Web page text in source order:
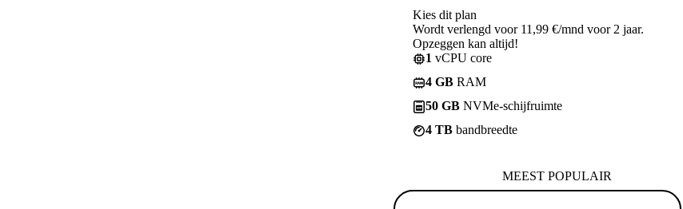
Kies dit plan
Wordt verlengd voor 11,99 €/mnd voor 2 jaar.
Opzeggen kan altijd!
1 vCPU core
4 GB RAM
50 GB NVMe-schijfruimte
4 TB bandbreedte
MEEST POPULAIR